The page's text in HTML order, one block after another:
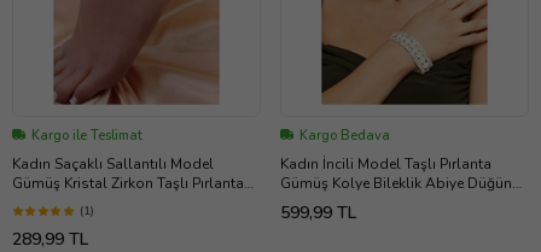
Kargo ile Teslimat
Kadın Saçaklı Sallantılı Model
Gümüş Kristal Zirkon Taşlı Pırlanta
Kararmaz Ayak Halhalı
(1)
289,99 TL
Kargo Bedava
Kadın İncili Model Taşlı Pırlanta
Gümüş Kolye Bileklik Abiye Düğün
Nişan Kına Söz Parti Takı Seti
599,99 TL